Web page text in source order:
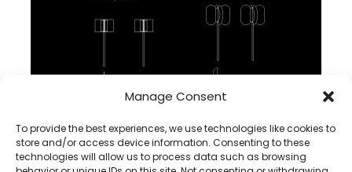
Manage Consent
To provide the best experiences, we use technologies like cookies to
store and/or access device information. Consenting to these
technologies will allow us to process data such as browsing